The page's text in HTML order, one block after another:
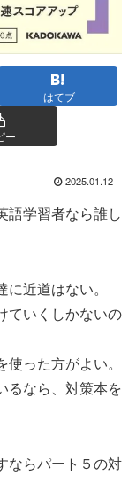
はてブ
ー
2025.01.12
語学習者なら誰し
近道はない。
ていくしかないの
った方がよい。
るなら、対策本を
ならパート５の対